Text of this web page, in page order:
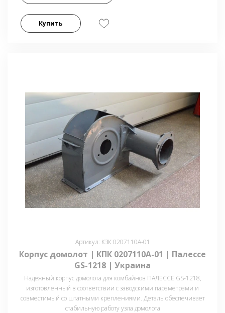
Купить
Артикул: КЗК 0207110А-01
Корпус домолот | КПК 0207110А-01 | Палессе
GS-1218 | Украина
Надежный корпус домолота для комбайнов ПАЛЕССЕ GS-1218,
изготовленный в соответствии с заводскими параметрами и
совместимый со штатными креплениями. Деталь обеспечивает
стабильную работу узла домолота